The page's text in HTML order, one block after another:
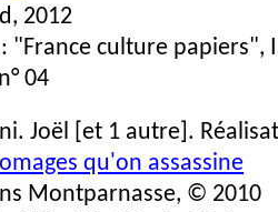
2012
: "France culture papiers",
04
Joël [et 1 autre].
qu'on assassine
Montparnasse, © 2010